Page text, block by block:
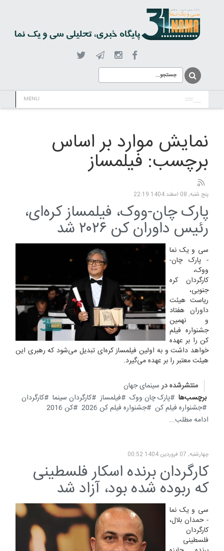
MENU
نمایش موارد بر اساس
برچسب: فیلمساز
پنج شنبه, 08 اسفند 1404 22:19
پارک چان-ووک، فیلمساز کره‌ای،
رئیس داوران کن ۲۰۲۶ شد
سی و یک نما
- پارک چان-
ووک،
کارگردان کره
جنوبی،
ریاست هیئت
داوران هفتاد
و نهمین
جشنواره فیلم
کن را بر عهده
خواهد داشت و به اولین فیلمساز کره‌ای تبدیل می‌شود که رهبری این
هیئت معتبر را بر عهده می‌گیرد.
منتشرشده در سینمای جهان
برچسب‌ها
پارک چان ووک فیلمساز کارگردان سینما
کارگردان
جشنواره فیلم کن
جشنواره فیلم کن 2026
کن 2016
ادامه مطلب...
چهارشنبه, 07 فروردين 1404 00:52
کارگردان برنده اسکار فلسطینی
که ربوده شده‌ بود، آزاد شد
سی و یک نما
- حمدان بلال،
کارگردان
فلسطینی